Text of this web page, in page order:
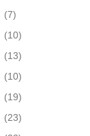
(7)
(10)
(13)
(10)
(19)
(23)